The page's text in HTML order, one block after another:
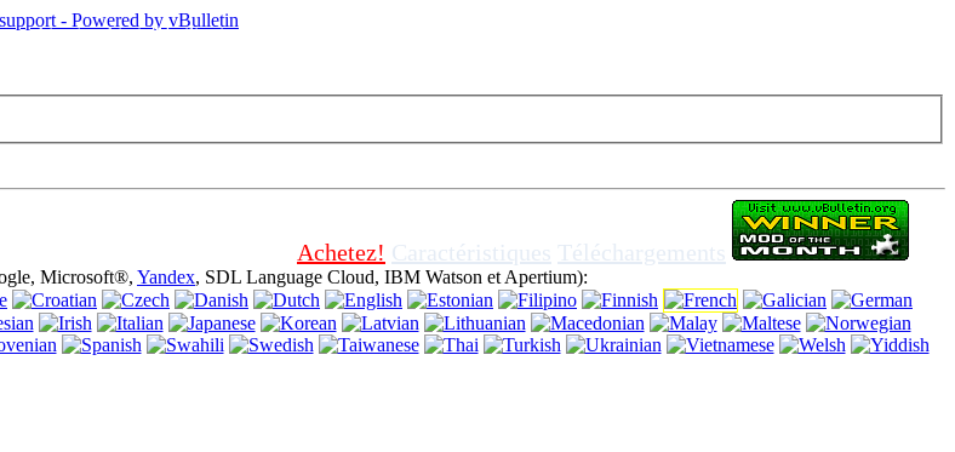
cookies (cookies). L'utilisation de ce site web sans avoir à éteindre les cookies dans le navigateur, cela signifie que vous êtes
Achetez! Caractéristiques Téléchargements
Microsoft®, Yandex, SDL Language Cloud, IBM Watson et Apertium):